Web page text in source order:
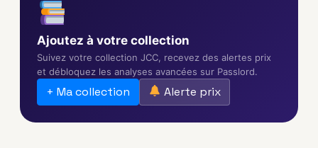
Ajoutez à votre collection
Suivez votre collection JCC, recevez des alertes prix
et débloquez les analyses avancées sur Passlord.
+ Ma collection Alerte prix